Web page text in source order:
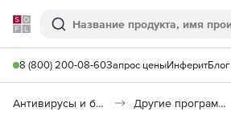
Softline
Поиск
8 (800) 200-08-60Запрос ценыИнферитБлог
Антивирусы и безопасность Другие программы